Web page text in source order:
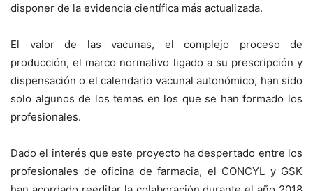
disponer de la evidencia científica más actualizada.
El valor de las vacunas, el complejo proceso de
producción, el marco normativo ligado a su prescripción y
dispensación o el calendario vacunal autonómico, han sido
solo algunos de los temas en los que se han formado los
profesionales.
Dado el interés que este proyecto ha despertado entre los
profesionales de oficina de farmacia, el CONCYL y GSK